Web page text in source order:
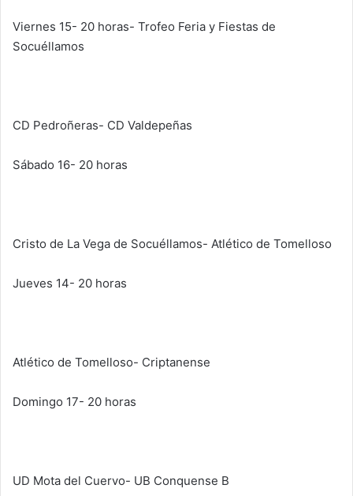
Viernes 15- 20 horas- Trofeo Feria y Fiestas de
Socuéllamos
CD Pedroñeras- CD Valdepeñas
Sábado 16- 20 horas
Cristo de La Vega de Socuéllamos- Atlético de Tomelloso
Jueves 14- 20 horas
Atlético de Tomelloso- Criptanense
Domingo 17- 20 horas
UD Mota del Cuervo- UB Conquense B